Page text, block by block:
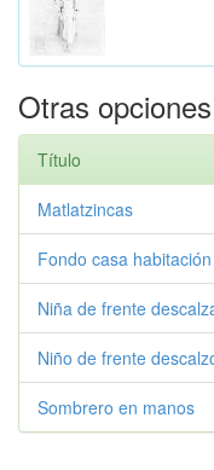
Otras
Título
Matlatzincas
Fondo casa habitación
Niña de frente
Niño de frente
Sombrero en manos